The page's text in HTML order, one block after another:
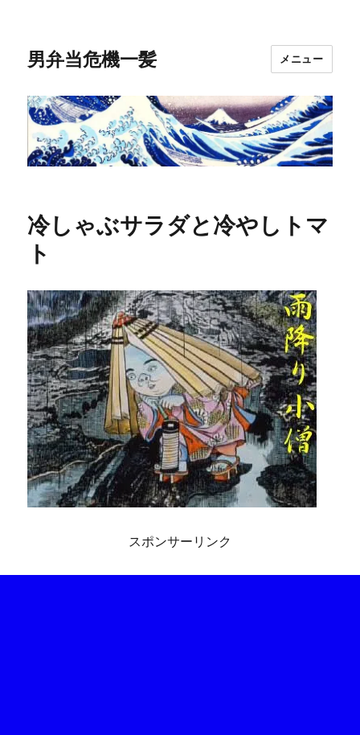
男弁当危機一髪 メニュー
冷しゃぶサラダと冷やしトマ
ト
スポンサーリンク